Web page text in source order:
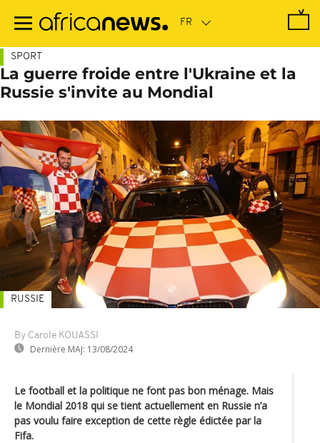
contenu
SPORT
La guerre froide entre l'Ukraine et la
Russie s'invite au Mondial
By Carole KOUASSI
Dernière MAJ: 13/08/2024
RUSSIE
Le football et la politique ne font pas bon ménage. Mais
le Mondial 2018 qui se tient actuellement en Russie n’a
pas voulu faire exception de cette règle édictée par la
Fifa.